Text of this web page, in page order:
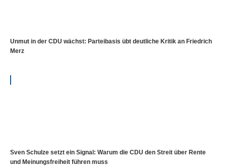
Unmut in der CDU wächst: Parteibasis übt deutliche Kritik an Friedrich
Merz
Sven Schulze setzt ein Signal: Warum die CDU den Streit über Rente
und Meinungsfreiheit führen muss